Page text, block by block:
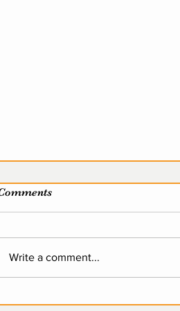
BACK TO SCHOOL
Write a comment...